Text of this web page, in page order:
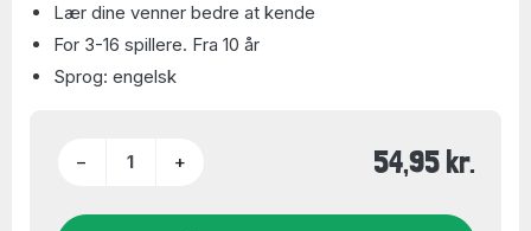
Lær dine venner bedre at kende
For 3-16 spillere. Fra 10 år
Sprog: engelsk
− + 54,95 kr.